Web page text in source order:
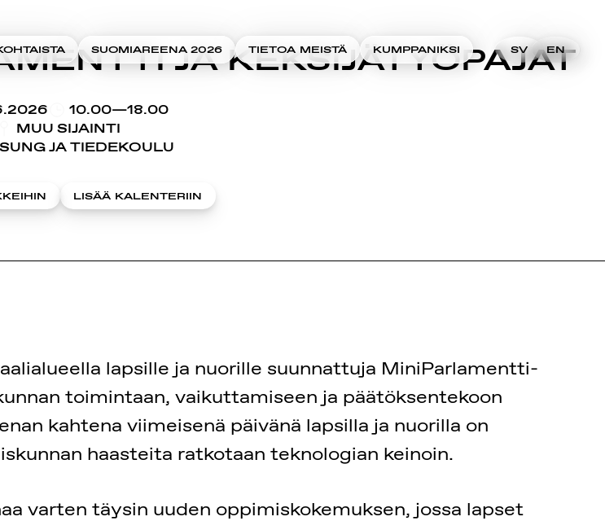
SUOMIAREENA 2026 TIETOA MEISTÄ KUMPPANIKSI SV EN
JA KEKSIJÄTYÖPAJAT
10.00—18.00
MUU SIJAINTI
JA TIEDEKOULU
LISÄÄ KALENTERIIN
lapsille ja nuorille suunnattuja MiniParlamentti-
toimintaan, vaikuttamiseen ja päätöksentekoon
kahtena viimeisenä päivänä lapsilla ja nuorilla on
haasteita ratkotaan teknologian keinoin.
varten täysin uuden oppimiskokemuksen, jossa lapset